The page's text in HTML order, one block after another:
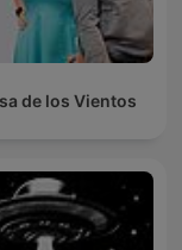
de los Vientos